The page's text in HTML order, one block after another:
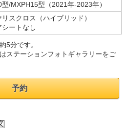
型/MXPH15型（2021年-2023年）
スクロス（ハイブリッド）
シートなし
5分です。
ステーションフォトギャラリーをご
予約